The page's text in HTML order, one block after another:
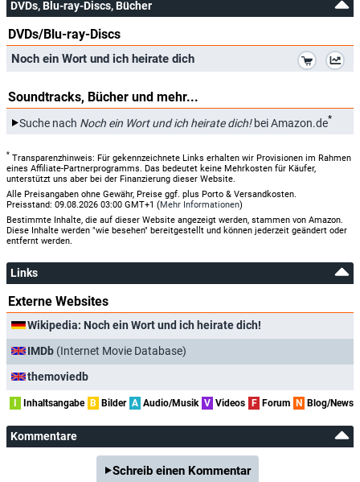
DVDs, Blu-ray-Discs, Bücher
DVDs/Blu-ray-Discs
Noch ein Wort und ich heirate dich
Soundtracks, Bücher und mehr...
Suche nach Noch ein Wort und ich heirate dich!bei Amazon.de*
* Transparenzhinweis: Für gekennzeichnete Links erhalten wir Provisionen im Rahmen
eines Affiliate-Partnerprogramms. Das bedeutet keine Mehrkosten für Käufer,
unterstützt uns aber bei der Finanzierung dieser Website.
Alle Preisangaben ohne Gewähr, Preise ggf. plus Porto & Versandkosten.
Preisstand: 09.08.2026 03:00 GMT+1 (Mehr Informationen)
Bestimmte Inhalte, die auf dieser Website angezeigt werden, stammen von Amazon.
Diese Inhalte werden "wie besehen" bereitgestellt und können jederzeit geändert oder
entfernt werden.
Links
Externe Websites
Wikipedia: Noch ein Wort und ich heirate dich!
IMDb (Internet Movie Database)
themoviedb
Inhaltsangabe B Bilder A Audio/Musik V Videos F Forum N Blog/News
Kommentare
Schreib einen Kommentar